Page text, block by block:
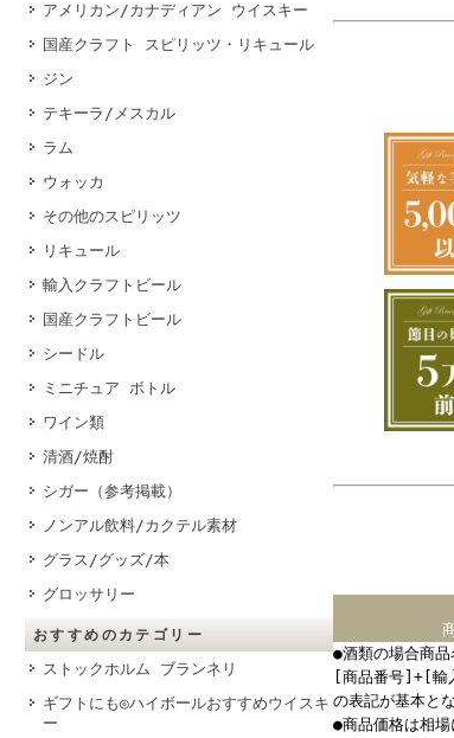
アメリカン/カナディアン ウイスキー
国産クラフト スピリッツ・リキュール
ジン
テキーラ/メスカル
ラム
ウォッカ
その他のスピリッツ
リキュール
輸入クラフトビール
国産クラフトビール
シードル
ミニチュア ボトル
ワイン類
清酒/焼酎
シガー（参考掲載）
ノンアル飲料/カクテル素材
グラス/グッズ/本
グロッサリー
おすすめのカテゴリー
ストックホルム ブランネリ
ギフトにも◎ハイボールおすすめウイスキ
ー
●酒類の場合商
[商品番号]+[輸
の表記が基本と
●商品価格は相